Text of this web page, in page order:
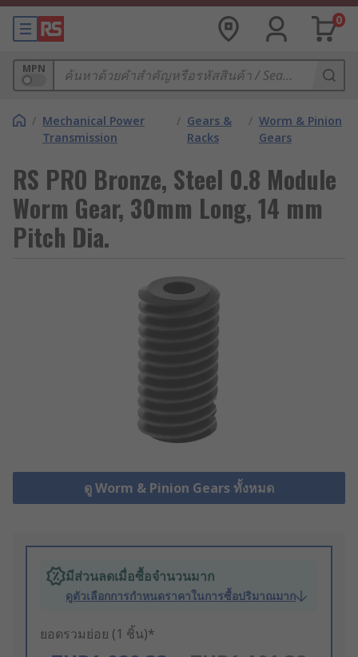
0
MPN
/ Mechanical Power
Transmission
/ Gears &
Racks
/ Worm & Pinion
Gears
RS PRO Bronze, Steel 0.8 Module
Worm Gear, 30mm Long, 14 mm
Pitch Dia.
ดู Worm & Pinion Gears ทั้งหมด
มีส่วนลดเมื่อซื้อจำนวนมาก
ดูตัวเลือกการกำหนดราคาในการซื้อปริมาณมาก
ยอดรวมย่อย (1 ชิ้น)*